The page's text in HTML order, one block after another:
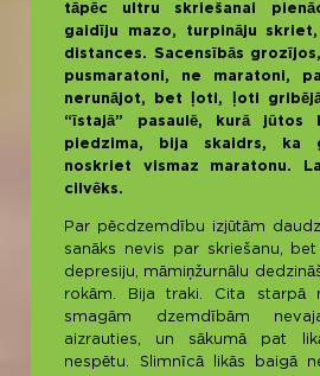
tāpēc ultru skriešanai
gaidīju mazo, turpināju
distances. Sacensībās
pusmaratoni, ne maratoni,
nerunājot, bet ļoti, ļoti
“īstajā” pasaulē, kurā jūtos
piedzima, bija skaidrs, ka
noskriet vismaz maratonu.
cilvēks.
Par pēcdzemdību izjūtām
sanāks nevis par skriešanu,
depresiju, māmiņžurnālu
rokām. Bija traki. Cita starpā
smagām dzemdībām
aizrauties, un sākumā pat
nespētu. Slimnīcā likās baigā